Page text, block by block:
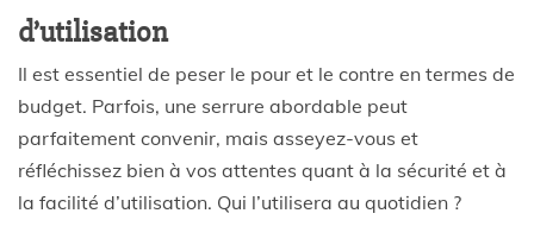
d’utilisation
Il est essentiel de peser le pour et le contre en termes de
budget. Parfois, une serrure abordable peut
parfaitement convenir, mais asseyez-vous et
réfléchissez bien à vos attentes quant à la sécurité et à
la facilité d’utilisation. Qui l’utilisera au quotidien ?